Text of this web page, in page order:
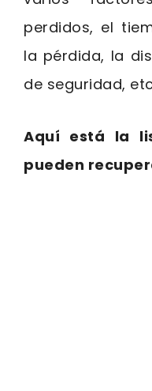
perdidos, el
la pérdida, la
de seguridad,
Aquí está la
pueden